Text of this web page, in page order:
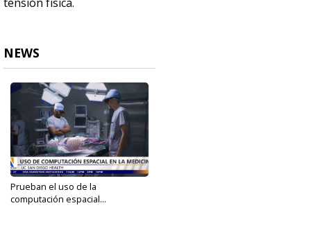
NEWS
Prueban el uso de la
computación espacial...